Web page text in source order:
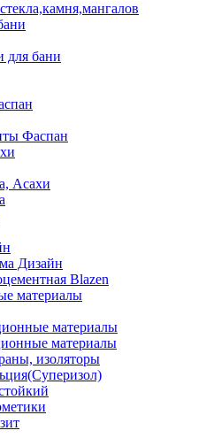
для бани
Фаспан
Асахи
Дизайн
Blazen
материалы
материалы
материалы
изоляторы